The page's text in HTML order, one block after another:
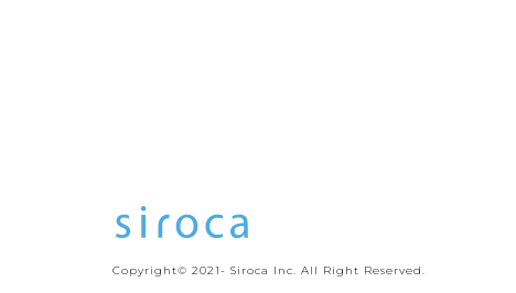
Copyright© 2021- Siroca Inc. All Right Reserved.